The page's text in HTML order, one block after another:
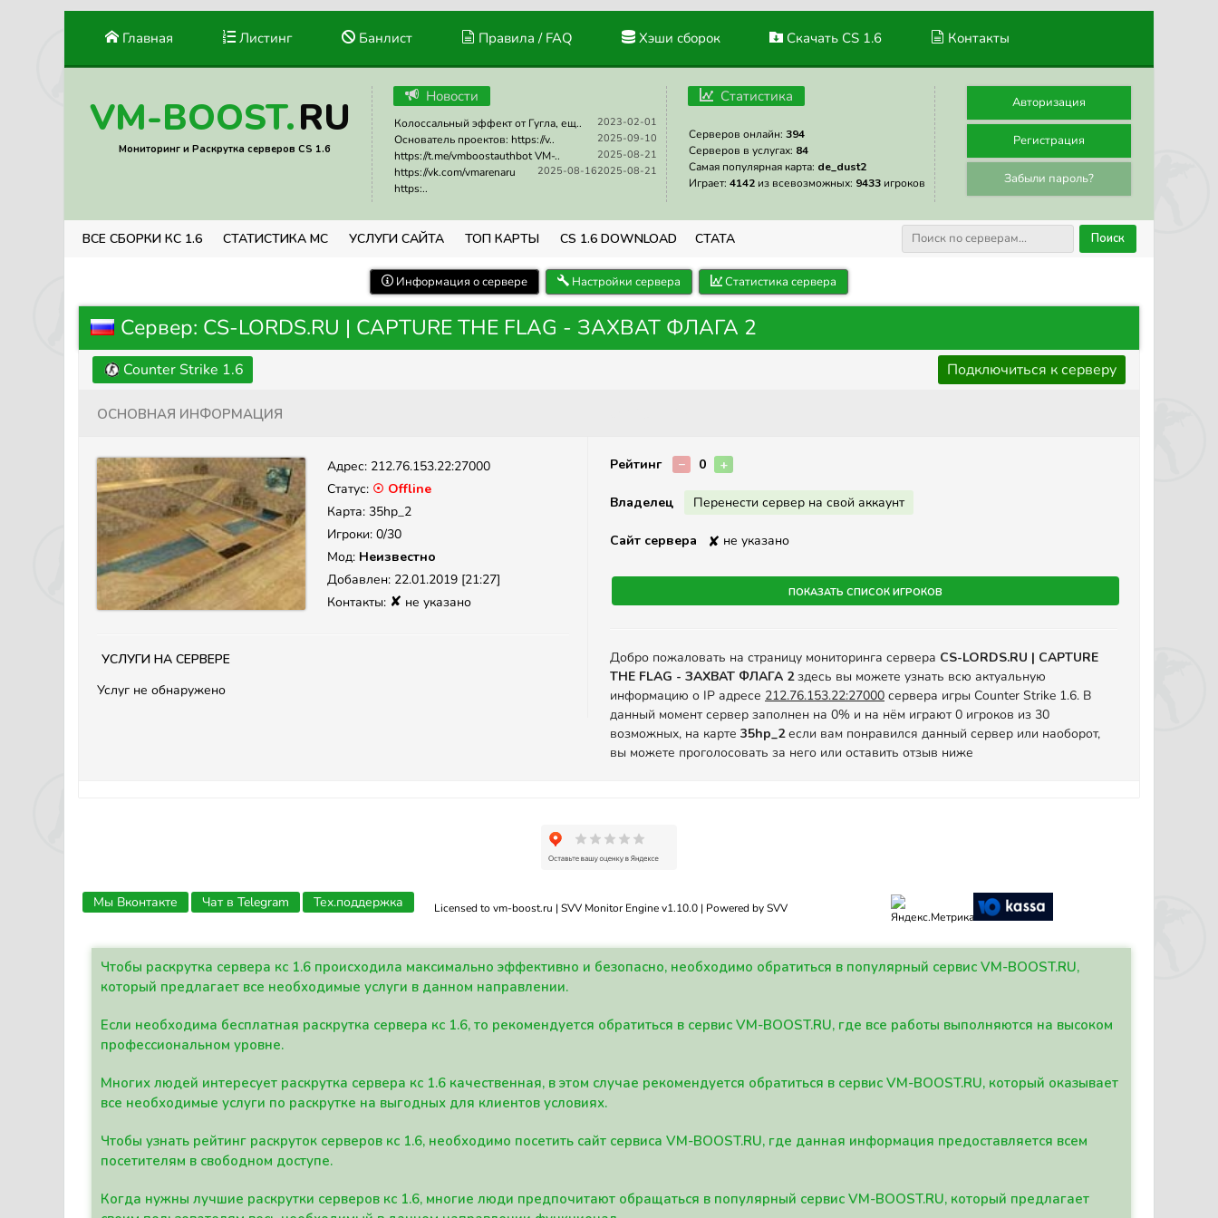
Главная Листинг Банлист Правила / FAQ Хэши сборок Скачать CS 1.6 Контакты
VM-BOOST.RU
Мониторинг и Раскрутка серверов CS 1.6
Новости
2023-02-01
Колоссальный эффект от Гугла, ещ..
2025-09-10
Основатель проектов: https://v..
2025-08-21
https://t.me/vmboostauthbot VM-..
2025-08-21
2025-08-16
https://vk.com/vmarenaru
https:..
Статистика
Серверов онлайн: 394
Серверов в услугах: 84
Самая популярная карта: de_dust2
Играет: 4142 из всевозможных: 9433 игроков
Авторизация
Регистрация
Забыли пароль?
ВСЕ СБОРКИ КС 1.6 СТАТИСТИКА МС УСЛУГИ САЙТА ТОП КАРТЫ CS 1.6 DOWNLOAD СТАТА Поиск
Информация о сервере Настройки сервера Статистика сервера
Сервер: CS-LORDS.RU | CAPTURE THE FLAG - ЗАХВАТ ФЛАГА 2
Counter Strike 1.6 Подключиться к серверу
Основная информация
Адрес: 212.76.153.22:27000
Статус: ☉ Offline
Карта: 35hp_2
Игроки: 0/30
Мод: Неизвестно
Добавлен: 22.01.2019 [21:27]
Контакты: ✘ не указано
Услуги на сервере
Услуг не обнаружено
Рейтинг − 0 +
Владелец Перенести сервер на свой аккаунт
Сайт сервера ✘ не указано
Показать список игроков
Добро пожаловать на страницу мониторинга сервера CS-LORDS.RU | CAPTURE
THE FLAG - ЗАХВАТ ФЛАГА 2здесь вы можете узнать всю актуальную
информацию о IP адресе 212.76.153.22:27000 сервера игры Counter Strike 1.6. В
данный момент сервер заполнен на 0% и на нём играют 0 игроков из 30
возможных, на карте 35hp_2если вам понравился данный сервер или наоборот,
вы можете проголосовать за него или оставить отзыв ниже
Licensed to vm-boost.ru | SVV Monitor Engine v1.10.0 | Powered by SVV
Мы Вконтакте Чат в Telegram Тех.поддержка
Чтобы раскрутка сервера кс 1.6 происходила максимально эффективно и безопасно, необходимо обратиться в популярный сервис VM-BOOST.RU,
который предлагает все необходимые услуги в данном направлении.
Если необходима бесплатная раскрутка сервера кс 1.6, то рекомендуется обратиться в сервис VM-BOOST.RU, где все работы выполняются на высоком
профессиональном уровне.
Многих людей интересует раскрутка сервера кс 1.6 качественная, в этом случае рекомендуется обратиться в сервис VM-BOOST.RU, который оказывает
все необходимые услуги по раскрутке на выгодных для клиентов условиях.
Чтобы узнать рейтинг раскруток серверов кс 1.6, необходимо посетить сайт сервиса VM-BOOST.RU, где данная информация предоставляется всем
посетителям в свободном доступе.
Когда нужны лучшие раскрутки серверов кс 1.6, многие люди предпочитают обращаться в популярный сервис VM-BOOST.RU, который предлагает